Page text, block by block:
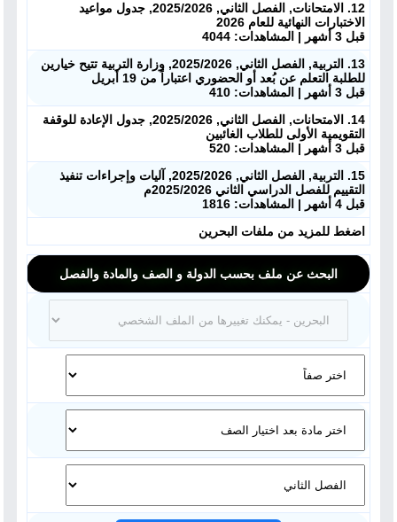
12. الامتحانات, الفصل الثاني, 2025/2026, جدول مواعيد
الاختبارات النهائية للعام 2026
قبل 3 أشهر | المشاهدات: 4044
13. التربية, الفصل الثاني, 2025/2026, وزارة التربية تتيح خيارين
للطلبة التعلم عن بُعد أو الحضوري اعتباراً من 19 أبريل
قبل 3 أشهر | المشاهدات: 410
14. الامتحانات, الفصل الثاني, 2025/2026, جدول الإعادة للوقفة
التقويمية الأولى للطلاب الغائبين
قبل 3 أشهر | المشاهدات: 520
15. التربية, الفصل الثاني, 2025/2026, آليات وإجراءات تنفيذ
التقييم للفصل الدراسي الثاني 2025/2026م
قبل 4 أشهر | المشاهدات: 1816
اضغط للمزيد من ملفات البحرين
البحث عن ملف بحسب الدولة و الصف والمادة والفصل